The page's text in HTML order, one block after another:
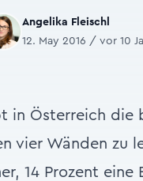
Angelika Fleischl
12. May 2016 / vor 10
in Österreich die
vier Wänden zu
14 Prozent eine